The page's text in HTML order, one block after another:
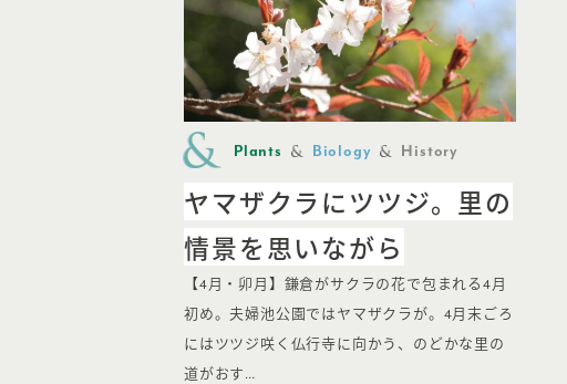
Plants Biology History
ヤマザクラにツツジ。里の
情景を思いながら
【4月・卯月】鎌倉がサクラの花で包まれる4月
初め。夫婦池公園ではヤマザクラが。4月末ごろ
にはツツジ咲く仏行寺に向かう、のどかな里の
道がおす…